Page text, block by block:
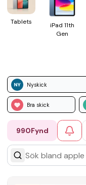
Tablets
iPad 11th
Gen
Nyskick
Bra skick
990Fynd